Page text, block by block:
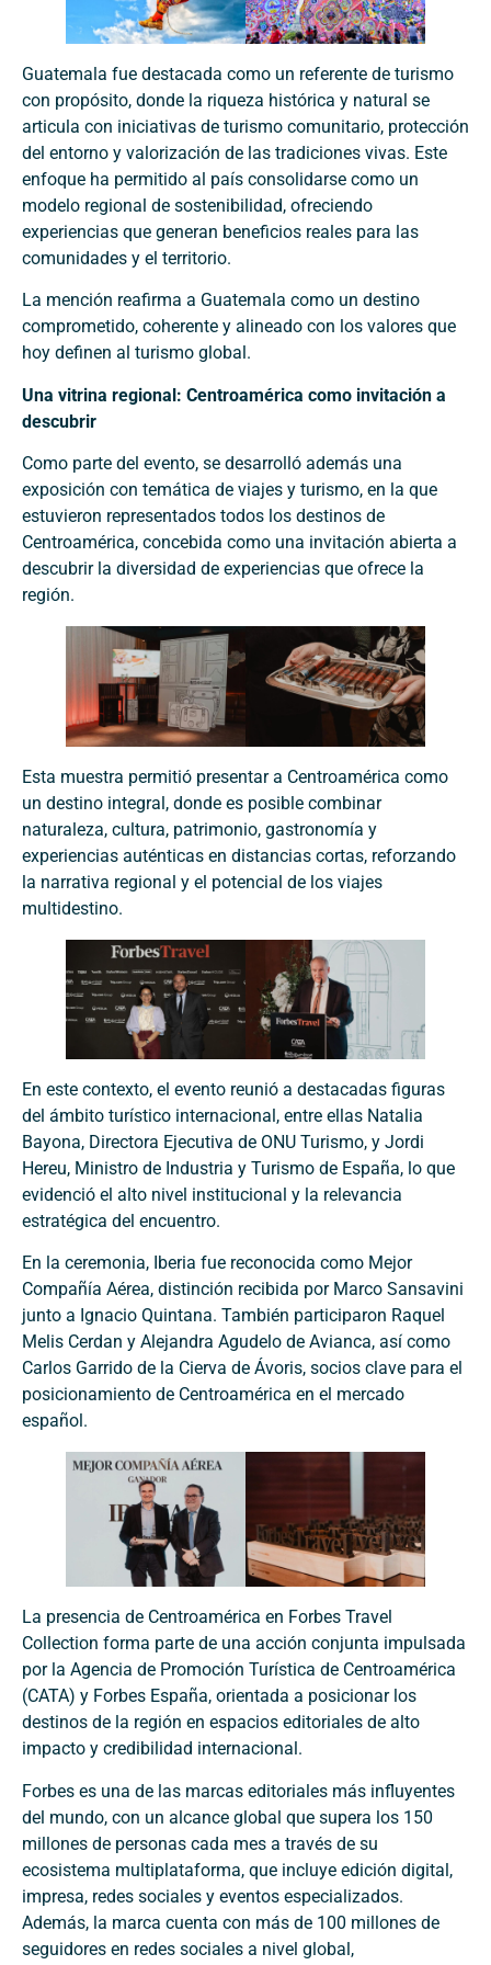
Guatemala fue destacada como un referente de turismo
con propósito, donde la riqueza histórica y natural se
articula con iniciativas de turismo comunitario, protección
del entorno y valorización de las tradiciones vivas. Este
enfoque ha permitido al país consolidarse como un
modelo regional de sostenibilidad, ofreciendo
experiencias que generan beneficios reales para las
comunidades y el territorio.
La mención reafirma a Guatemala como un destino
comprometido, coherente y alineado con los valores que
hoy definen al turismo global.
Una vitrina regional: Centroamérica como invitación a
descubrir
Como parte del evento, se desarrolló además una
exposición con temática de viajes y turismo, en la que
estuvieron representados todos los destinos de
Centroamérica, concebida como una invitación abierta a
descubrir la diversidad de experiencias que ofrece la
región.
Esta muestra permitió presentar a Centroamérica como
un destino integral, donde es posible combinar
naturaleza, cultura, patrimonio, gastronomía y
experiencias auténticas en distancias cortas, reforzando
la narrativa regional y el potencial de los viajes
multidestino.
En este contexto, el evento reunió a destacadas figuras
del ámbito turístico internacional, entre ellas Natalia
Bayona, Directora Ejecutiva de ONU Turismo, y Jordi
Hereu, Ministro de Industria y Turismo de España, lo que
evidenció el alto nivel institucional y la relevancia
estratégica del encuentro.
En la ceremonia, Iberia fue reconocida como Mejor
Compañía Aérea, distinción recibida por Marco Sansavini
junto a Ignacio Quintana. También participaron Raquel
Melis Cerdan y Alejandra Agudelo de Avianca, así como
Carlos Garrido de la Cierva de Ávoris, socios clave para el
posicionamiento de Centroamérica en el mercado
español.
La presencia de Centroamérica en Forbes Travel
Collection forma parte de una acción conjunta impulsada
por la Agencia de Promoción Turística de Centroamérica
(CATA) y Forbes España, orientada a posicionar los
destinos de la región en espacios editoriales de alto
impacto y credibilidad internacional.
Forbes es una de las marcas editoriales más influyentes
del mundo, con un alcance global que supera los 150
millones de personas cada mes a través de su
ecosistema multiplataforma, que incluye edición digital,
impresa, redes sociales y eventos especializados.
Además, la marca cuenta con más de 100 millones de
seguidores en redes sociales a nivel global,